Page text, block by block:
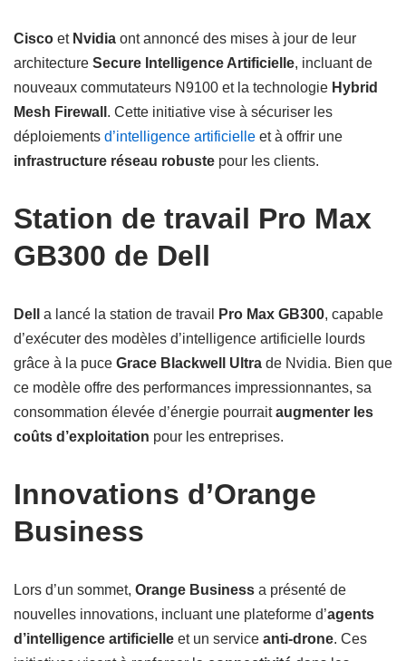
Cisco et Nvidia ont annoncé des mises à jour de leur
architecture Secure Intelligence Artificielle, incluant de
nouveaux commutateurs N9100 et la technologie Hybrid
Mesh Firewall . Cette initiative vise à sécuriser les
déploiements d’intelligence artificielle et à offrir une
infrastructure réseau robuste pour les clients.
Station de travail Pro Max
GB300 de Dell
Dell a lancé la station de travail Pro Max GB300, capable
d’exécuter des modèles d’intelligence artificielle lourds
grâce à la puce Grace Blackwell Ultra de Nvidia. Bien que
ce modèle offre des performances impressionnantes, sa
consommation élevée d’énergie pourraitaugmenter les
coûts d’exploitation pour les entreprises.
Innovations d’Orange
Business
Lors d’un sommet, Orange Business a présenté de
nouvelles innovations, incluant une plateforme d’agents
d’intelligence artificielle et un service anti-drone. Ces